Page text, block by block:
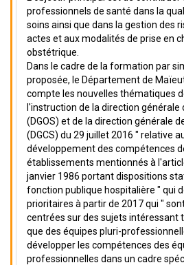
professionnels de santé dans la
soins ainsi que dans la gestion des
actes et aux modalités de prise en
obstétrique.
Dans le cadre de la formation par
proposée, le Département de
compte les nouvelles thématiques
l'instruction de la direction générale
(DGOS) et de la direction générale
(DGCS) du 29 juillet 2016 " relative
développement des compétences
établissements mentionnés à
janvier 1986 portant dispositions
fonction publique hospitalière " qui
prioritaires à partir de 2017 qui "
centrées sur des sujets intéressant
que des équipes pluri-
développer les compétences des
professionnelles dans un cadre